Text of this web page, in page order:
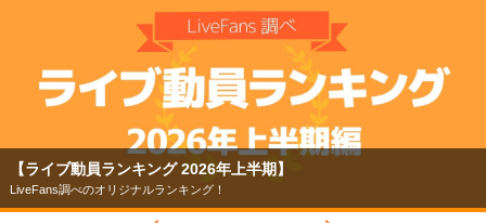
【ライブ動員ランキング 2026年上半期】
LiveFans調べのオリジナルランキング！